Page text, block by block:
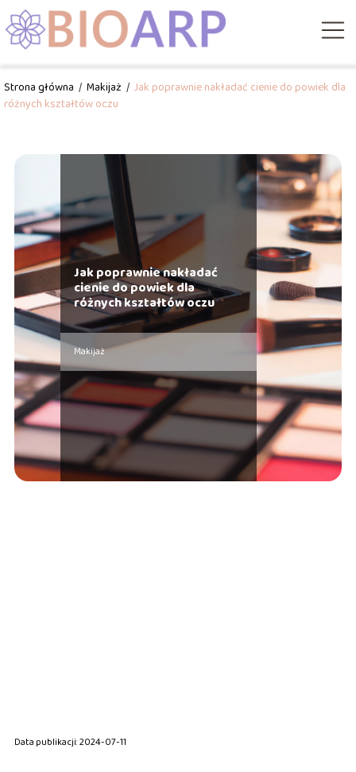
Strona główna / Makijaż / Jak poprawnie nakładać cienie do powiek dla
różnych kształtów oczu
Jak poprawnie nakładać
cienie do powiek dla
różnych kształtów oczu
Makijaż
Data publikacji: 2024-07-11